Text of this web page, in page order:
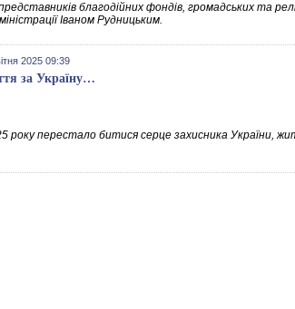
благодійних фондів, громадських та
Іваном Рудницьким.
2025 09:39
за Україну…
року перестало битися серце захисника